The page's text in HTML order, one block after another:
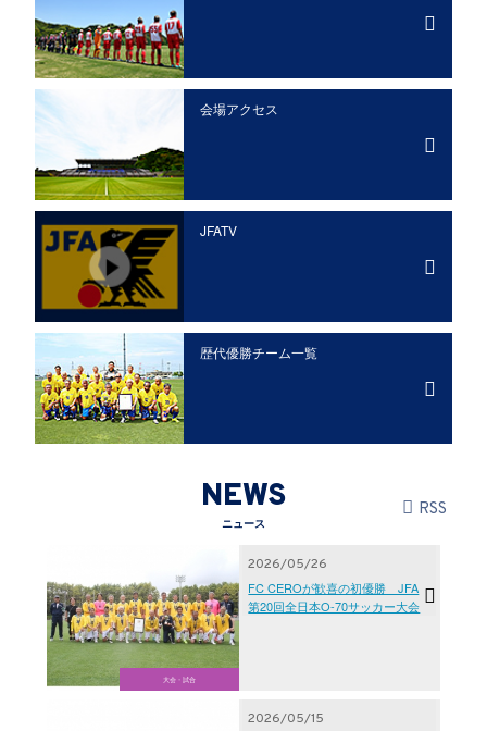
会場アクセス
JFATV
歴代優勝チーム一覧
NEWS
ニュース
RSS
大会・試合
2026/05/26
FC CEROが歓喜の初優勝 JFA
第20回全日本O-70サッカー大会
2026/05/15